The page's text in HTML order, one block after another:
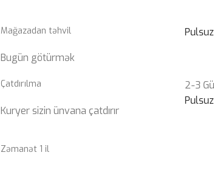
Mağazadan təhvil
Bugün götürmək
Pulsuz
Çatdırılma
Kuryer sizin ünvana çatdırır
2-3
Pulsuz
Zəmanət 1 il